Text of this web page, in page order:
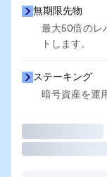
無期限先物
最大50倍のレ
トします。
ステーキング
暗号資産を運